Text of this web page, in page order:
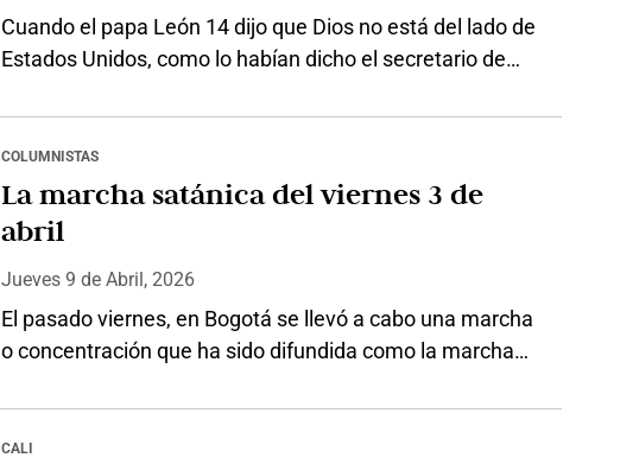
Cuando el papa León 14 dijo que Dios no está del lado de
Estados Unidos, como lo habían dicho el secretario de
bendice ningún conflicto. Quien sea discípulo de Cristo, el
príncipe de la paz, nunca está del lado de aquellos que
una vez empuñaron…
COLUMNISTAS
La marcha satánica del viernes 3 de
abril
Jueves 9deAbril, 2026
El pasado viernes, en Bogotá se llevó a cabo una marcha
o concentración que ha sido difundida como la marcha
no del satanismo, al fin de cuentas en materia de “religión
o culto” como en otras materias, cada uno puede creer o
CALI